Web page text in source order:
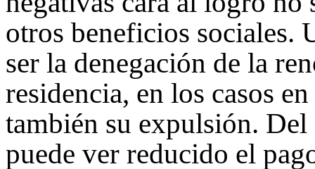
otros beneficios sociales.
ser la denegación de la
residencia, en los casos
también su expulsión.
puede ver reducido el